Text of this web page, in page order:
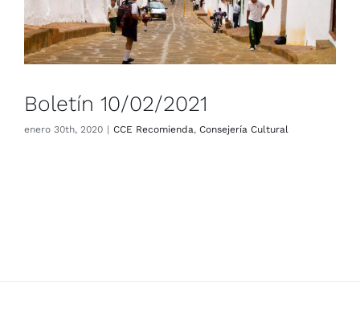
Boletín 10/02/2021
enero 30th, 2020 | CCE Recomienda, Consejería Cultural